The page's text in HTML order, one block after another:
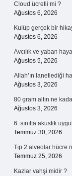
Cloud ücretli mi ?
Ağustos 6, 2026
Kulüp gerçek bir
Ağustos 6, 2026
Avcılık ve yaban
Ağustos 5, 2026
Allah’ın lanetlediği
Ağustos 3, 2026
80 gram altın ne
Ağustos 3, 2026
6. sınıfta akustik
Temmuz 30, 2026
Tip 2 alveolar hücre
Temmuz 25, 2026
Kazlar vahşi midir ?